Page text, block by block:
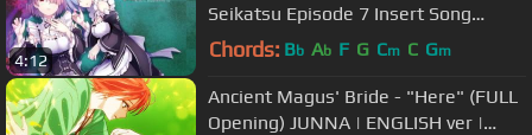
4:12
Seikatsu Episode 7 Insert Song
「STRAIGHT BET 」
Chords: Bb Ab F G Cm C Gm
Ancient Magus' Bride - "Here" (FULL
Opening) JUNNA | ENGLISH ver |